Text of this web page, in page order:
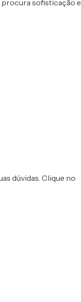
procura sofisticação e
dúvidas. Clique no